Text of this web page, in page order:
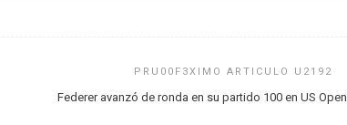
Federer avanzó de ronda en su partido 100 en US Open